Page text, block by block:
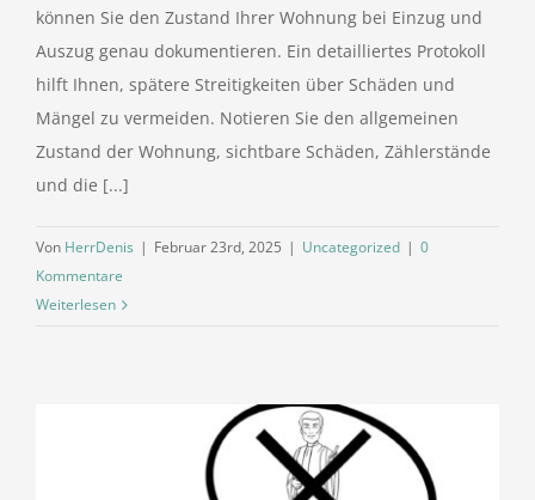
können Sie den Zustand Ihrer Wohnung bei Einzug und
Auszug genau dokumentieren. Ein detailliertes Protokoll
hilft Ihnen, spätere Streitigkeiten über Schäden und
Mängel zu vermeiden. Notieren Sie den allgemeinen
Zustand der Wohnung, sichtbare Schäden, Zählerstände
und die [...]
Von HerrDenis | Februar 23rd, 2025 | Uncategorized | 0
Kommentare
Weiterlesen